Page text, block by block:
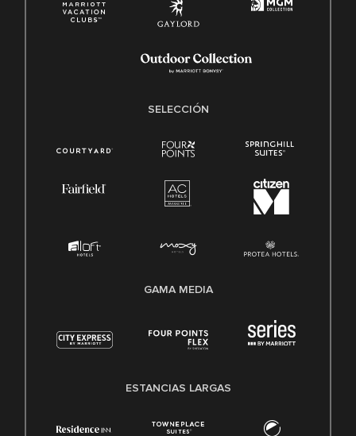
SELECCIÓN
GAMA MEDIA
ESTANCIAS LARGAS